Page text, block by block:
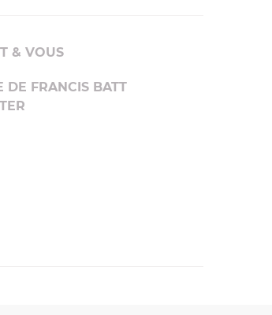
& VOUS
DE FRANCIS BATT